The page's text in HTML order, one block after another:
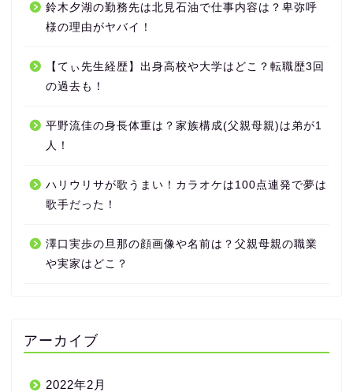
鈴木夕湖の勤務先は北見石油で仕事内容は？卑弥呼
様の理由がヤバイ！
【てぃ先生経歴】出身高校や大学はどこ？転職歴3回
の過去も！
平野流佳の身長体重は？家族構成(父親母親)は弟が1
人！
ハリウリサが歌うまい！カラオケは100点連発で夢は
歌手だった！
澤口実歩の旦那の顔画像や名前は？父親母親の職業
や実家はどこ？
アーカイブ
2022年2月